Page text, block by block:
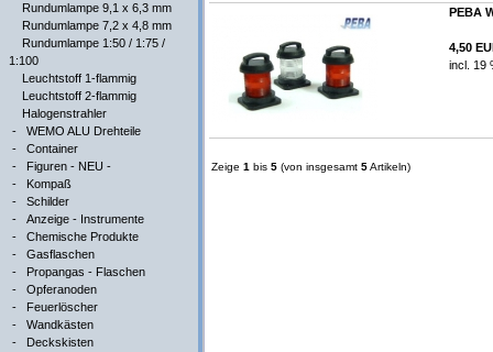
Rundumlampe 9,1 x 6,3 mm
Rundumlampe 7,2 x 4,8 mm
Rundumlampe 1:50 / 1:75 /
1:100
Leuchtstoff 1-flammig
Leuchtstoff 2-flammig
Halogenstrahler
- WEMO ALU Drehteile
- Container
- Figuren - NEU -
- Kompaß
- Schilder
- Anzeige - Instrumente
- Chemische Produkte
- Gasflaschen
- Propangas - Flaschen
- Opferanoden
- Feuerlöscher
- Wandkästen
- Deckskisten
PEBA
4,50
incl. 19
Zeige 1 bis 5 (von insgesamt 5Artikeln)